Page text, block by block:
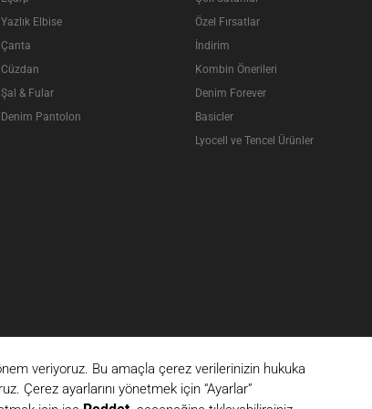
Yazlık Elbise
Çanta
Cüzdan
Şal & Fular
Denim Pantolon
Özel Fırsatlar
İndirim
Kombin Önerileri
Denim Forever
Basicler
Lyocell ve Tencel Ürünler